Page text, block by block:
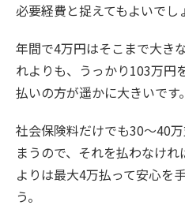
必要経費と捉えてもよいでし
年間で4万円はそこまで大き
れよりも、うっかり103万円
払いの方が遥かに大きいです。
社会保険料だけでも30～40
まうので、それを払わなけ
よりは最大4万払って安心を
う。